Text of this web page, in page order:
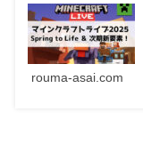
rouma-asai.com